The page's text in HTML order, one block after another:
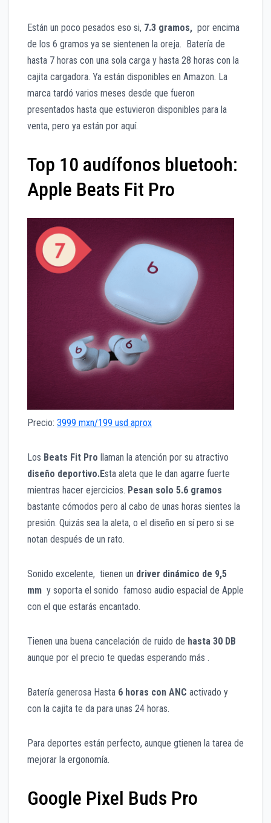
Están un poco pesados eso si, 7.3 gramos, por encima
de los 6 gramos ya se sientenen la oreja. Batería de
hasta 7 horas con una sola carga y hasta 28 horas con la
cajita cargadora. Ya están disponibles en Amazon. La
marca tardó varios meses desde que fueron
presentados hasta que estuvieron disponibles para la
venta, pero ya están por aquí.
Top 10 audífonos bluetooh:
Apple Beats Fit Pro
Precio: 3999 mxn/199 usd aprox
Los Beats Fit Pro llaman la atención por su atractivo
diseño deportivo.Esta aleta que le dan agarre fuerte
mientras hacer ejercicios. Pesan solo 5.6 gramos
bastante cómodos pero al cabo de unas horas sientes la
presión. Quizás sea la aleta, o el diseño en sí pero si se
notan después de un rato.
Sonido excelente, tienen un driver dinámico de 9,5
mm y soporta el sonido famoso audio espacial de Apple
con el que estarás encantado.
Tienen una buena cancelación de ruido de hasta 30 DB
aunque por el precio te quedas esperando más .
Batería generosa Hasta 6 horas con ANC activado y
con la cajita te da para unas 24 horas.
Para deportes están perfecto, aunque gtienen la tarea de
mejorar la ergonomía.
Google Pixel Buds Pro